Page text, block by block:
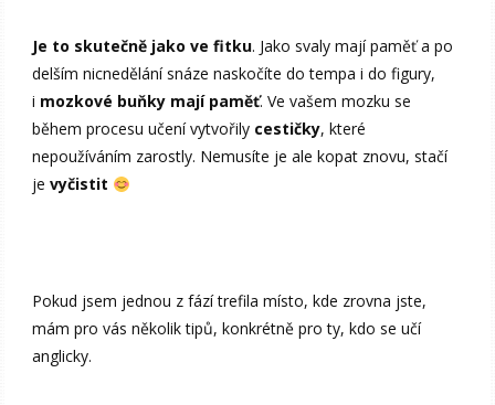
Je to skutečně jako ve fitku. Jako svaly mají paměť a po
delším nicnedělání snáze naskočíte do tempa i do figury,
i mozkové buňky mají paměť. Ve vašem mozku se
během procesu učení vytvořily cestičky, které
nepoužíváním zarostly. Nemusíte je ale kopat znovu, stačí
jevyčistit
Pokud jsem jednou z fází trefila místo, kde zrovna jste,
mám pro vás několik tipů, konkrétně pro ty, kdo se učí
anglicky.